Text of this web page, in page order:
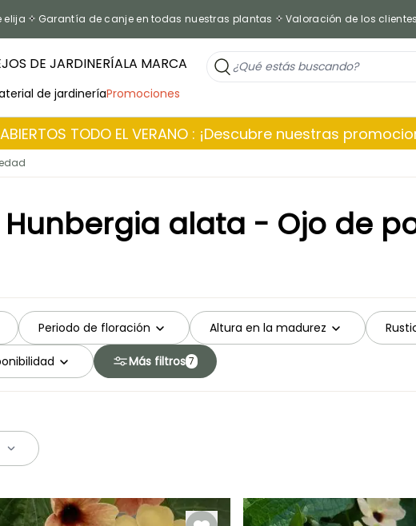
elija Garantía de canje en todas nuestras plantas Valoración de los
DE JARDINERÍALA MARCA
de jardineríaPromociones
ABIERTOS TODO EL VERANO : ¡Descubre nuestras
Hunbergia alata - Ojo de
Periodo de floración Altura en la madurez
Más filtros 7